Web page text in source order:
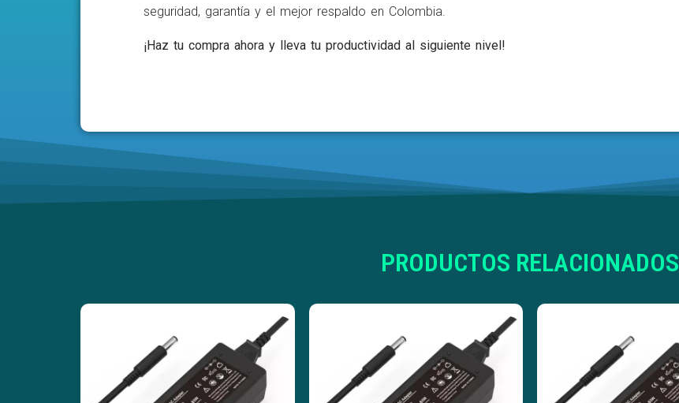
seguridad, garantía y el mejor respaldo en Colombia.
¡Haz tu compra ahora y lleva tu productividad al siguiente nivel!
PRODUCTOS RELACIONADOS